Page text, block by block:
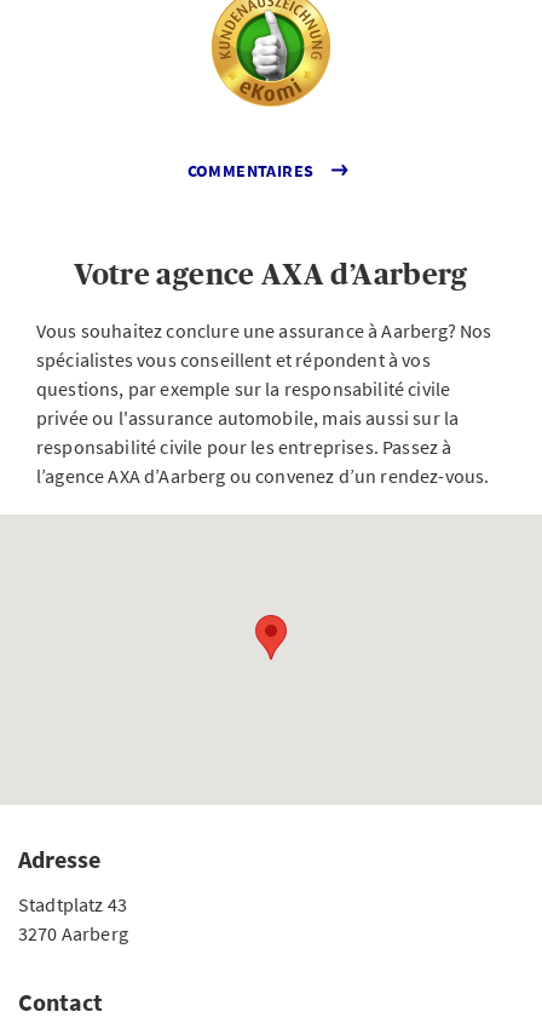
COMMENTAIRES
Votre agence AXA d’Aarberg
Vous souhaitez conclure une assurance à Aarberg? Nos
spécialistes vous conseillent et répondent à vos
questions, par exemple sur la responsabilité civile
privée ou l'assurance automobile, mais aussi sur la
responsabilité civile pour les entreprises. Passez à
l’agence AXA d’Aarberg ou convenez d’un rendez-vous.
Adresse
Stadtplatz 43
3270 Aarberg
Contact